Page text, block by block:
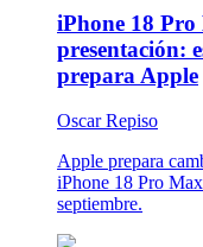
iPhone 18
presentación:
prepara Apple
Oscar Repiso
Apple prepara
iPhone 18 Pro
septiembre.